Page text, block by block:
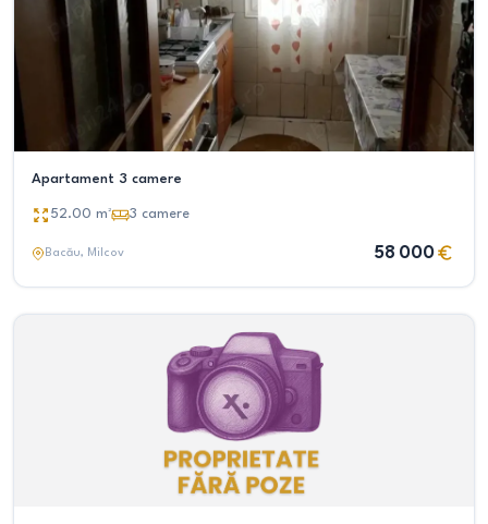
Apartament 3 camere
52.00 m² 3 camere
Bacău, Milcov 58 000